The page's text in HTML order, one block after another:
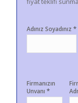
Adınız Soyadınız *
Firmanızın
Unvanı *